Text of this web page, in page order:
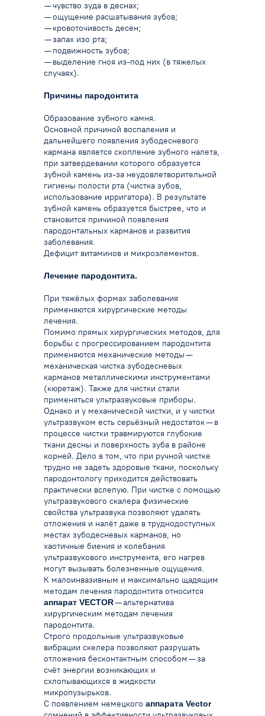
— чувство зуда в деснах;
— ощущение расшатывания зубов;
— кровоточивость десен;
— запах изо рта;
— подвижность зубов;
— выделение гноя из-под них (в тяжелых
случаях).
Причины пародонтита
Образование зубного камня.
Основной причиной воспаления и
дальнейшего появления зубодесневого
кармана является скопление зубного налета,
при затвердевании которого образуется
зубной камень из-за неудовлетворительной
гигиены полости рта (чистка зубов,
использование ирригатора). В результате
зубной камень образуется быстрее, что и
становится причиной появления
пародонтальных карманов и развития
заболевания.
Дефицит витаминов и микроэлементов.
Лечение пародонтита.
При тяжёлых формах заболевания
применяются хирургические методы
лечения.
Помимо прямых хирургических методов, для
борьбы с прогрессированием пародонтита
применяются механические методы —
механическая чистка зубодесневых
карманов металлическими инструментами
(кюретаж). Также для чистки стали
применяться ультразвуковые приборы.
Однако и у механической чистки, и у чистки
ультразвуком есть серьёзный недостаток — в
процессе чистки травмируются глубокие
ткани десны и поверхность зуба в районе
корней. Дело в том, что при ручной чистке
трудно не задеть здоровые ткани, поскольку
пародонтологу приходится действовать
практически вслепую. При чистке с помощью
ультразвукового скалера физические
свойства ультразвука позволяют удалять
отложения и налёт даже в труднодоступных
местах зубодесневых карманов, но
хаотичные биения и колебания
ультразвукового инструмента, его нагрев
могут вызывать болезненные ощущения.
К малоинвазивным и максимально щадящим
методам лечения пародонтита относится
аппарат VECTOR— альтернатива
хирургическим методам лечения
пародонтита.
Строго продольные ультразвуковые
вибрации скелера позволяют разрушать
отложения бесконтактным способом — за
счёт энергии возникающих и
схлопывающихся в жидкости
микропузырьков.
С появлением немецкого аппарата Vector